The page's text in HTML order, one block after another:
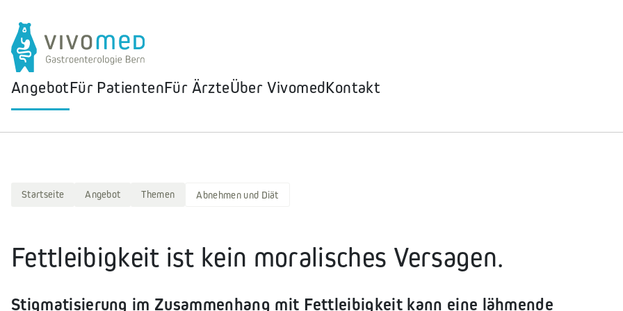
AngebotFür PatientenFür ÄrzteÜber VivomedKontakt
Startseite Angebot Themen Abnehmen und Diät
Fettleibigkeit ist kein moralisches Versagen.
Stigmatisierung im Zusammenhang mit Fettleibigkeit kann eine lähmende